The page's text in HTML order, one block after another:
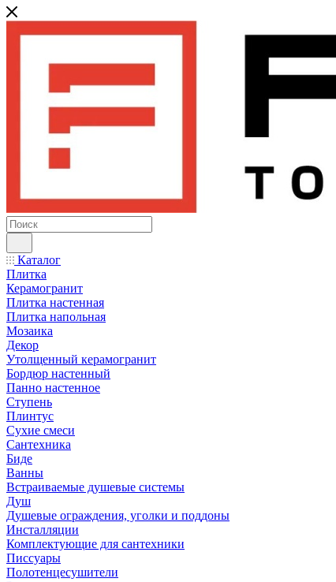
Каталог
Плитка
Керамогранит
Плитка настенная
Плитка напольная
Мозаика
Декор
Утолщенный керамогранит
Бордюр настенный
Панно настенное
Ступень
Плинтус
Сухие смеси
Сантехника
Биде
Ванны
Встраиваемые душевые системы
Душ
Душевые ограждения, уголки и поддоны
Инсталляции
Комплектующие для сантехники
Писсуары
Полотенцесушители